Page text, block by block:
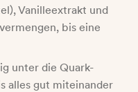
Vanilleextrakt und
bis eine
unter die Quark-
alles gut miteinander